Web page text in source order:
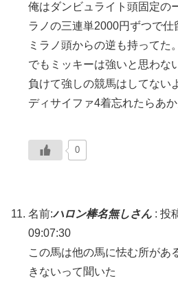
俺はダンビュライト頭固定の
ラノの三連単2000円ずつで仕
ミラノ頭からの逆も持ってた。
でもミッキーは強いと思わな
負けて強しの競馬はしてない
ディサイファ4着忘れたらあか
0
名前:ハロン棒名無しさん : 投
09:07:30
この馬は他の馬に怯む所があ
きないって聞いた